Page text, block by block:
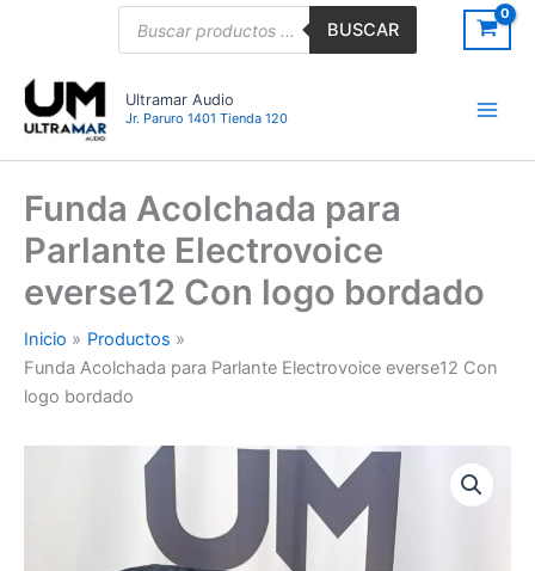
BUSCAR
Ultramar Audio
Jr. Paruro 1401 Tienda 120
Funda Acolchada para
Parlante Electrovoice
everse12 Con logo bordado
Inicio
Productos
Funda Acolchada para Parlante Electrovoice everse12 Con
logo bordado